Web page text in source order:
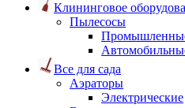
Клининговое
Пылесосы
Все для сада
Аэраторы
Электрические